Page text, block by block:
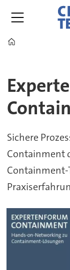
und
Sichere
Containment